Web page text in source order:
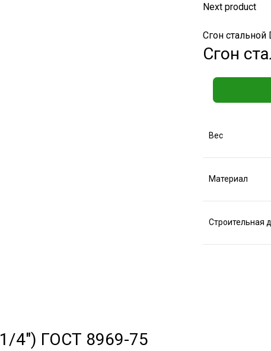
Next product
Сгон стальной
Сгон
Вес
Материал
Строительная
4″) ГОСТ 8969-75